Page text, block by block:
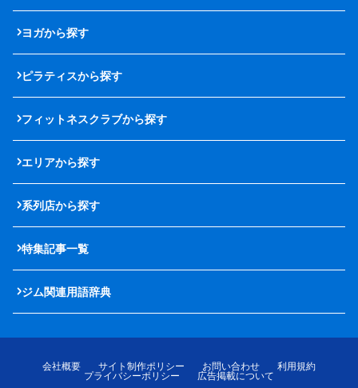
ヨガから探す
ピラティスから探す
フィットネスクラブから探す
エリアから探す
系列店から探す
特集記事一覧
ジム関連用語辞典
会社概要 サイト制作ポリシー お問い合わせ
利用規約
プライバシーポリシー
広告掲載について